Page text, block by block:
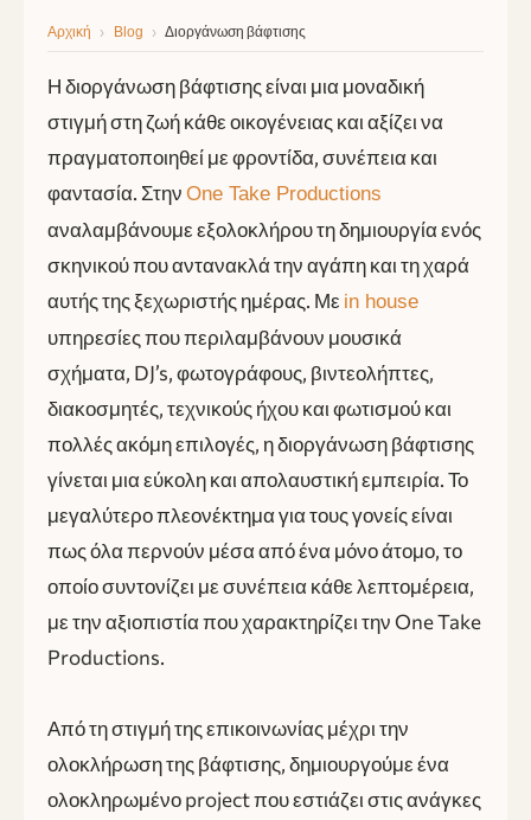
Αρχική › Blog › Διοργάνωση βάφτισης
Η διοργάνωση βάφτισης είναι μια μοναδική
στιγμή στη ζωή κάθε οικογένειας και αξίζει να
πραγματοποιηθεί με φροντίδα, συνέπεια και
φαντασία. Στην One Take Productions
αναλαμβάνουμε εξολοκλήρου τη δημιουργία ενός
σκηνικού που αντανακλά την αγάπη και τη χαρά
αυτής της ξεχωριστής ημέρας. Με in house
υπηρεσίες που περιλαμβάνουν μουσικά
σχήματα, DJ’s, φωτογράφους, βιντεολήπτες,
διακοσμητές, τεχνικούς ήχου και φωτισμού και
πολλές ακόμη επιλογές, η διοργάνωση βάφτισης
γίνεται μια εύκολη και απολαυστική εμπειρία. Το
μεγαλύτερο πλεονέκτημα για τους γονείς είναι
πως όλα περνούν μέσα από ένα μόνο άτομο, το
οποίο συντονίζει με συνέπεια κάθε λεπτομέρεια,
με την αξιοπιστία που χαρακτηρίζει την One Take
Productions.
Από τη στιγμή της επικοινωνίας μέχρι την
ολοκλήρωση της βάφτισης, δημιουργούμε ένα
ολοκληρωμένο project που εστιάζει στις ανάγκες